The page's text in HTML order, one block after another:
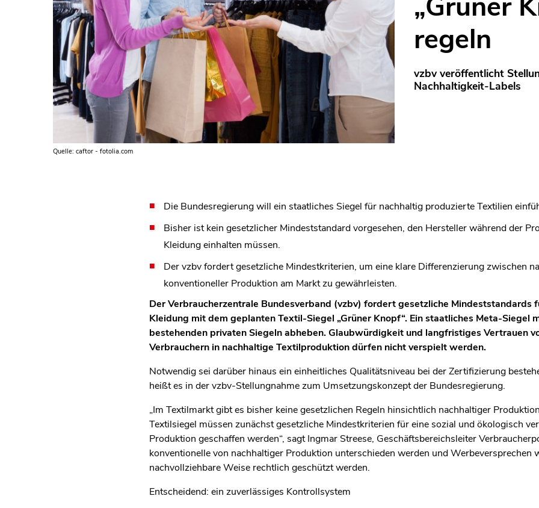
Quelle: caftor - fotolia.com
regeln
vzbv veröffentlicht
Nachhaltigkeit-Labels
Die Bundesregierung will ein staatliches Siegel für nachhaltig produzierte Textilien
Bisher ist kein gesetzlicher Mindeststandard vorgesehen, den Hersteller während der
Kleidung einhalten müssen.
Der vzbv fordert gesetzliche Mindestkriterien, um eine klare Differenzierung zwischen
konventioneller Produktion am Markt zu gewährleisten.
Der Verbraucherzentrale Bundesverband (vzbv) fordert gesetzliche Mindeststandards
Kleidung mit dem geplanten Textil-Siegel „Grüner Knopf“. Ein staatliches Meta-Siegel
bestehenden privaten Siegeln abheben. Glaubwürdigkeit und langfristiges Vertrauen
Verbrauchern in nachhaltige Textilproduktion dürfen nicht verspielt werden.
Notwendig sei darüber hinaus ein einheitliches Qualitätsniveau bei der Zertifizierung
heißt es in der vzbv-Stellungnahme zum Umsetzungskonzept der Bundesregierung.
„Im Textilmarkt gibt es bisher keine gesetzlichen Regeln hinsichtlich nachhaltiger
Textilsiegel müssen zunächst gesetzliche Mindestkriterien für eine sozial und ökologisch
Produktion geschaffen werden“, sagt Ingmar Streese, Geschäftsbereichsleiter
konventionelle von nachhaltiger Produktion unterschieden werden und Werbeversprechen
nachvollziehbare Weise rechtlich geschützt werden.
Entscheidend: ein zuverlässiges Kontrollsystem